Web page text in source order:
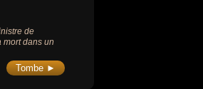
de
mort dans un
Tombe ►